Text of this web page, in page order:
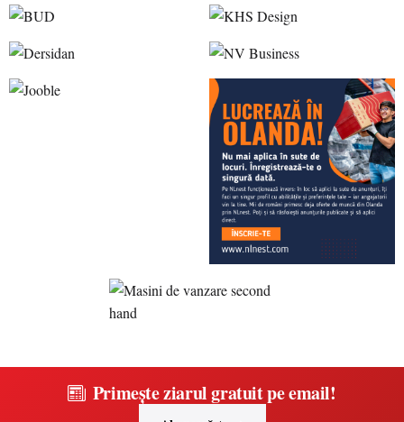
Primește ziarul gratuit pe email!